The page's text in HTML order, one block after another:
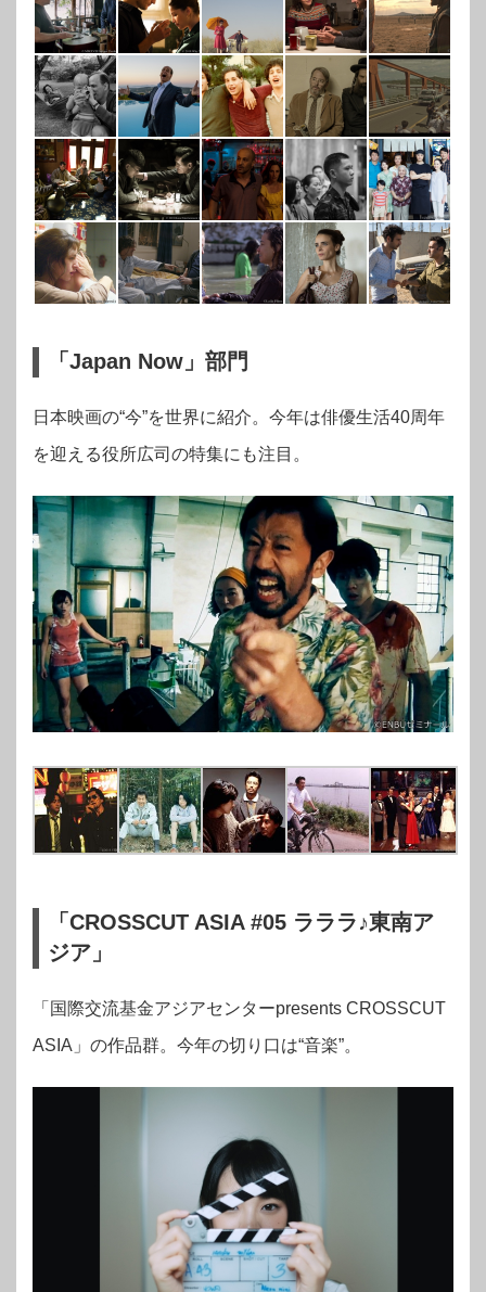
「Japan Now」部門
日本映画の“今”を世界に紹介。今年は俳優生活40周年
を迎える役所広司の特集にも注目。
「CROSSCUT ASIA #05 ラララ♪東南ア
ジア」
「国際交流基金アジアセンターpresents CROSSCUT
ASIA」の作品群。今年の切り口は“音楽”。